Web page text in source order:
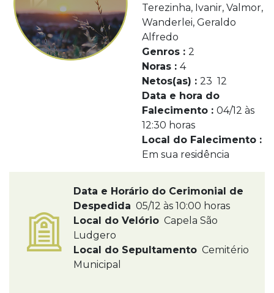
Terezinha, Ivanir, Valmor,
Wanderlei, Geraldo
Alfredo
Genros : 2
Noras : 4
Netos(as) : 23 12
Data e hora do
Falecimento : 04/12 às
12:30 horas
Local do Falecimento :
Em sua residência
Data e Horário do Cerimonial de
Despedida 05/12 às 10:00 horas
Local do Velório Capela São
Ludgero
Local do Sepultamento Cemitério
Municipal